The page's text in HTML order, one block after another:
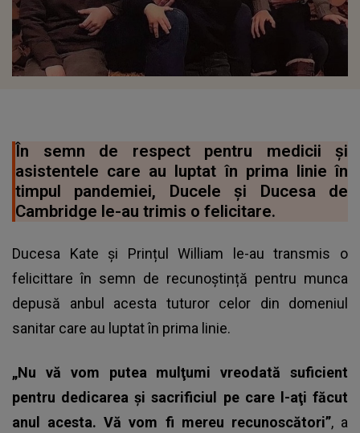
În semn de respect pentru medicii și
asistentele care au luptat în prima linie în
timpul pandemiei, Ducele și Ducesa de
Cambridge le-au trimis o felicitare.
Ducesa Kate și Prințul William le-au transmis o
felicittare în semn de recunoștință pentru munca
depusă anbul acesta tuturor celor din domeniul
sanitar care au luptat în prima linie.
„Nu vă vom putea mulţumi vreodată suficient
pentru dedicarea şi sacrificiul pe care l-aţi făcut
anul acesta. Vă vom fi mereu recunoscători”, a